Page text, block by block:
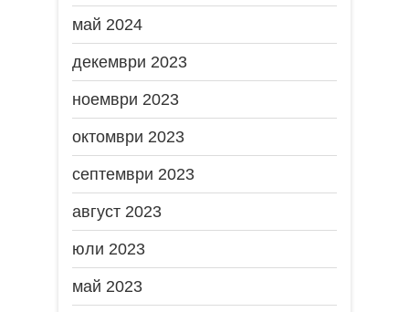
май 2024
декември 2023
ноември 2023
октомври 2023
септември 2023
август 2023
юли 2023
май 2023